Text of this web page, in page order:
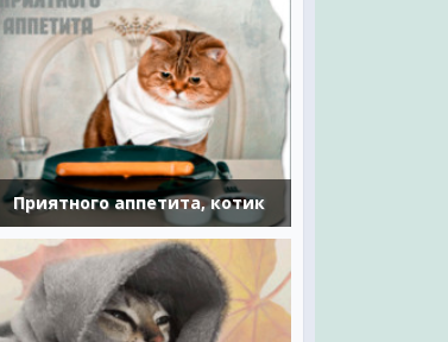
Приятного аппетита, котик